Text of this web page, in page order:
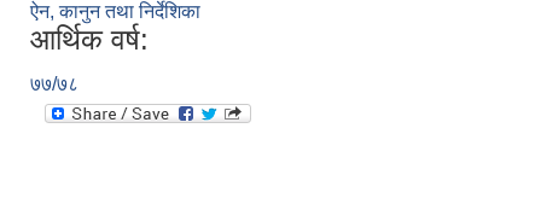
ऐन, कानुन तथा निर्देशिका
आर्थिक वर्ष:
७७/७८